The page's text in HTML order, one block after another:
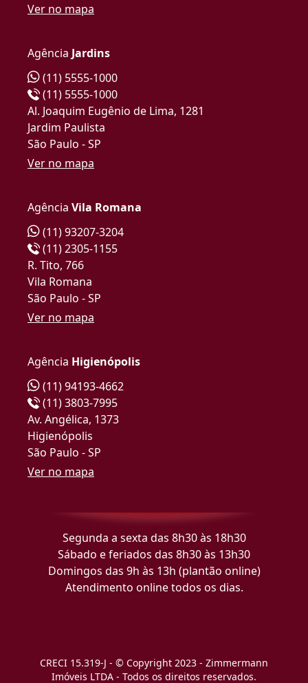
Ver no mapa
Agência Jardins
(11) 5555-1000
(11) 5555-1000
Al. Joaquim Eugênio de Lima, 1281
Jardim Paulista
São Paulo - SP
Ver no mapa
Agência Vila Romana
(11) 93207-3204
(11) 2305-1155
R. Tito, 766
Vila Romana
São Paulo - SP
Ver no mapa
Agência Higienópolis
(11) 94193-4662
(11) 3803-7995
Av. Angélica, 1373
Higienópolis
São Paulo - SP
Ver no mapa
Segunda a sexta das 8h30 às 18h30
Sábado e feriados das 8h30 às 13h30
Domingos das 9h às 13h (plantão online)
Atendimento online todos os dias.
CRECI 15.319-J - © Copyright 2023 - Zimmermann
Imóveis LTDA - Todos os direitos reservados.